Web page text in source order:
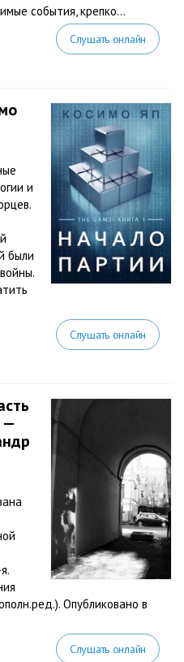
события, крепко...
Слушать онлайн
и
были
Слушать онлайн
—
Опубликовано в
Слушать онлайн